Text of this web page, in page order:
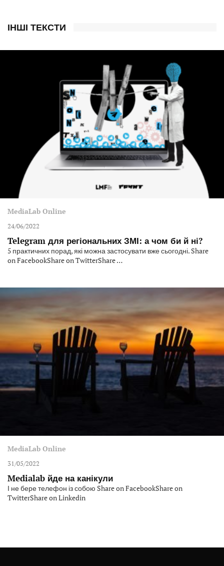
ІНШІ ТЕКСТИ
MediaLab Online
24/06/2022
Telegram для регіональних ЗМІ: а чом би й ні?
5 практичних порад, які можна застосувати вже сьогодні. Share
on FacebookShare on TwitterShare …
MediaLab Online
31/05/2022
Medialab йде на канікули
І не бере телефон із собою Share on FacebookShare on
TwitterShare on Linkedin